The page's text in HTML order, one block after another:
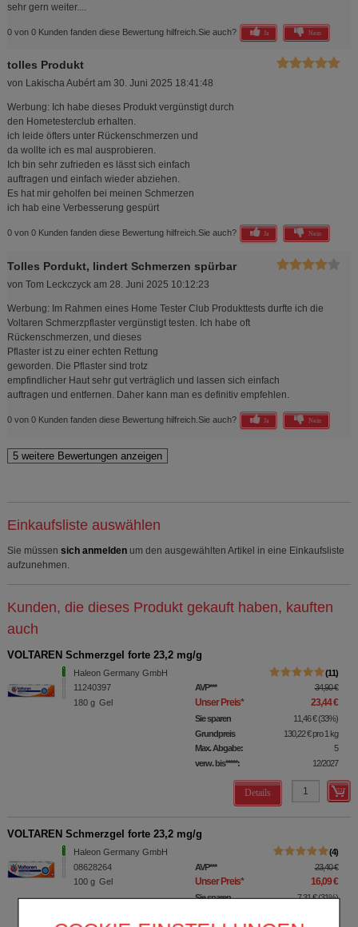
sehr gern weiter....
0 von 0 Kunden fanden diese Bewertung hilfreich. Sie auch? Ja Nein
tolles Produkt
von Lakischa Aubértam 30. Juni 2025 18:41:48
Werbung: Ich habe dieses Produkt vergünstigt durch
den Hometesterclub erhalten.
ich leide öfters unter Rückenschmerzen und
da wollte ich es mal ausprobieren.
Ich bin sehr zufrieden es lässt sich einfach
auftragen und einfach wieder abziehen.
Es hat mir geholfen bei meinen Schmerzen
ich hab eine Verbesserung gespürt
0 von 0 Kunden fanden diese Bewertung hilfreich. Sie auch? Ja Nein
Tolles Pordukt, lindert Schmerzen spürbar
von Tom Leckczyckam 28. Juni 2025 10:12:23
Werbung: Im Rahmen eines Home Tester Club Produkttests durfte ich die
Voltaren Schmerzpflaster vergünstigt testen. Ich habe oft
Rückenschmerzen, und dieses
Pflaster ist zu einer echten Rettung
geworden. Die Pflaster sind trotz
empfindlicher Haut sehr gut verträglich und lassen sich einfach
auftragen und entfernen. Daher kann man es definitiv empfehlen.
0 von 0 Kunden fanden diese Bewertung hilfreich. Sie auch? Ja Nein
Einkaufsliste auswählen
Sie müssen sich anmelden um den ausgewählten Artikel in eine Einkaufsliste
aufzunehmen.
Kunden, die dieses Produkt gekauft haben, kauften
auch
VOLTAREN Schmerzgel forte 23,2 mg/g
Haleon Germany GmbH
11240397
180 g Gel
11
AVP*** 34,90 €
Unser Preis* 23,44 €
Sie sparen 11,46 € (33%)
Grundpreis
130,22 €pro 1 kg
Max. Abgabe:
5
verw. bis*****:
12/2027
Details
VOLTAREN Schmerzgel forte 23,2 mg/g
Haleon Germany GmbH
08628264
100 g Gel
4
AVP*** 23,40 €
Unser Preis* 16,09 €
Sie sparen 7,31 €(31%)